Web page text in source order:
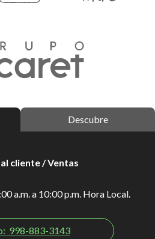
Descubre
cliente / Ventas
a.m. a 10:00 p.m. Hora Local.
998-883-3143